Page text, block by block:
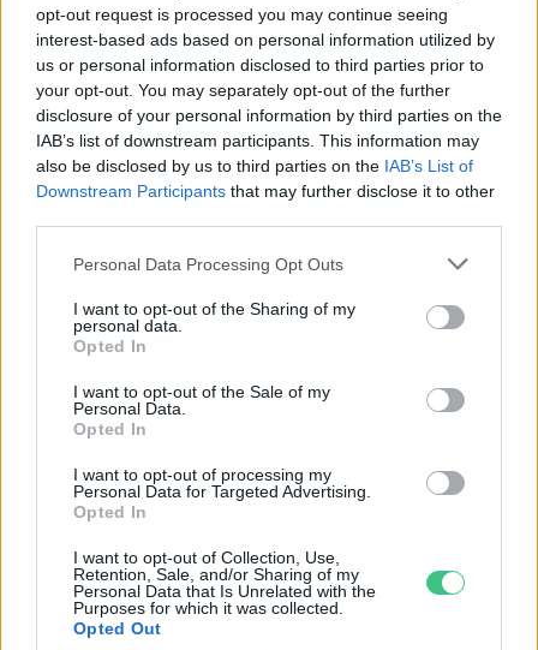
opt-out request is processed you may continue seeing
interest-based ads based on personal information utilized by
us or personal information disclosed to third parties prior to
your opt-out. You may separately opt-out of the further
disclosure of your personal information by third parties on the
IAB’s list of downstream participants. This information may
also be disclosed by us to third parties on the IAB’s List of
Downstream Participants that may further disclose it to other
Personal Data Processing Opt Outs
I want to opt-out of the Sharing of my
personal data.
Opted In
I want to opt-out of the Sale of my
Personal Data.
Opted In
I want to opt-out of processing my
Personal Data for Targeted Advertising.
Opted In
I want to opt-out of Collection, Use,
Retention, Sale, and/or Sharing of my
Personal Data that Is Unrelated with the
Purposes for which it was collected.
Opted Out
Meddig tartható a
klímasemlegességet ígérő
vállalatok dömpingje?
Greendex
A Coca-Cola azt állítja, hogy
karbonsemlegessé válik 2040-ig
Greendex Szemle
Az Öskü mellett átadott
napelempark is hozzájárul
Magyarország karbonsemlegessé
Greendex